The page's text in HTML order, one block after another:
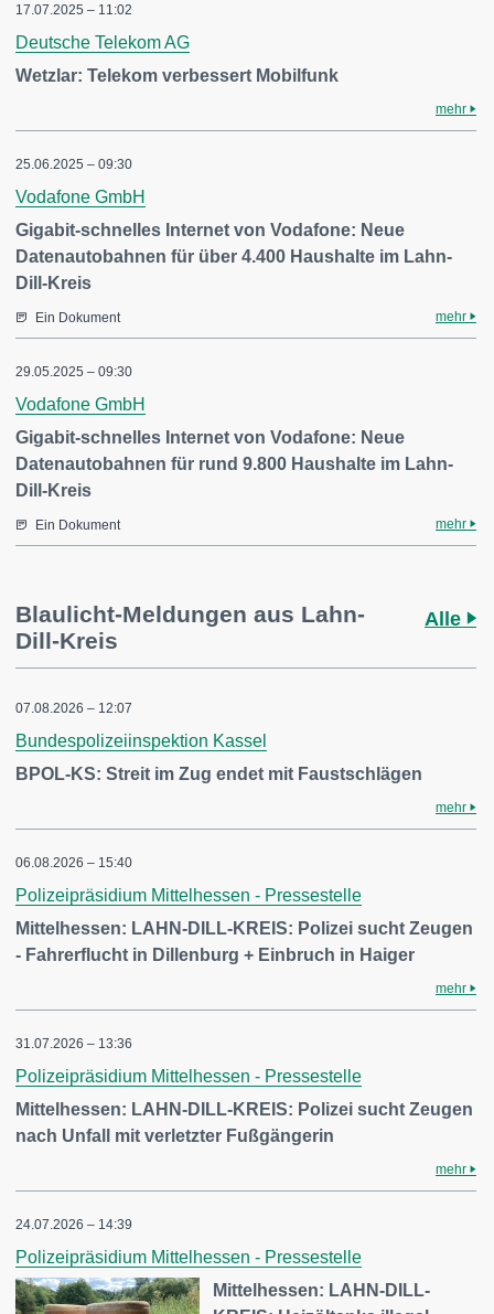
17.07.2025 – 11:02
Deutsche Telekom AG
Wetzlar: Telekom verbessert Mobilfunk
mehr
25.06.2025 – 09:30
Vodafone GmbH
Gigabit-schnelles Internet von Vodafone: Neue
Datenautobahnen für über 4.400 Haushalte im Lahn-
Dill-Kreis
Ein Dokument mehr
29.05.2025 – 09:30
Vodafone GmbH
Gigabit-schnelles Internet von Vodafone: Neue
Datenautobahnen für rund 9.800 Haushalte im Lahn-
Dill-Kreis
Ein Dokument mehr
Blaulicht-Meldungen aus Lahn-
Dill-Kreis
Alle
07.08.2026 – 12:07
Bundespolizeiinspektion Kassel
BPOL-KS: Streit im Zug endet mit Faustschlägen
mehr
06.08.2026 – 15:40
Polizeipräsidium Mittelhessen - Pressestelle
Mittelhessen: LAHN-DILL-KREIS: Polizei sucht Zeugen
- Fahrerflucht in Dillenburg + Einbruch in Haiger
mehr
31.07.2026 – 13:36
Polizeipräsidium Mittelhessen - Pressestelle
Mittelhessen: LAHN-DILL-KREIS: Polizei sucht Zeugen
nach Unfall mit verletzter Fußgängerin
mehr
24.07.2026 – 14:39
Polizeipräsidium Mittelhessen - Pressestelle
Mittelhessen: LAHN-DILL-